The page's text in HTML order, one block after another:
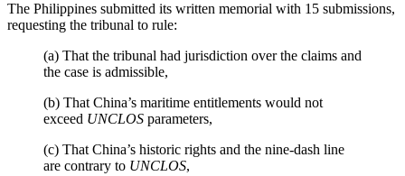
The Philippines submitted its written memorial with 15 submissions,
requesting the tribunal to rule:
(a) That the tribunal had jurisdiction over the claims and
the case is admissible,
(b) That China’s maritime entitlements would not
exceed UNCLOS parameters,
(c) That China’s historic rights and the nine-dash line
are contrary to UNCLOS,